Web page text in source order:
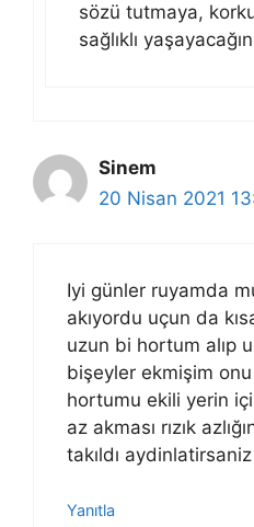
sözü tutmaya,
sağlıklı
Sinem
20 Nisan 2021
Iyi günler ruyamda
akıyordu uçun da
uzun bi hortum alıp
bişeyler ekmişim
hortumu ekili yerin
az akması rızık
takıldı
Yanıtla